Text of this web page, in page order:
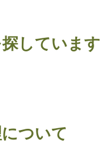
しています
ついて